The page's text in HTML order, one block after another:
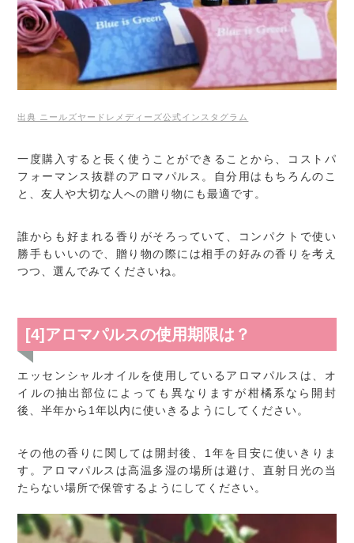
出典 ニールズヤードレメディーズ公式インスタグラム
一度購入すると長く使うことができることから、コストパ
フォーマンス抜群のアロマパルス。自分用はもちろんのこ
と、友人や大切な人への贈り物にも最適です。
誰からも好まれる香りがそろっていて、コンパクトで使い
勝手もいいので、贈り物の際には相手の好みの香りを考え
つつ、選んでみてくださいね。
[4]アロマパルスの使用期限は？
エッセンシャルオイルを使用しているアロマパルスは、オ
イルの抽出部位によっても異なりますが柑橘系なら開封
後、半年から1年以内に使いきるようにしてください。
その他の香りに関しては開封後、1年を目安に使いきりま
す。アロマパルスは高温多湿の場所は避け、直射日光の当
たらない場所で保管するようにしてください。